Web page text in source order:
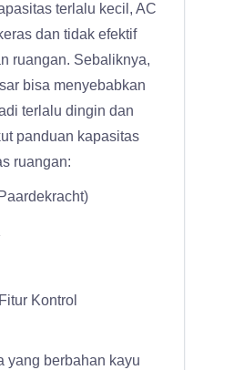
terlalu kecil, AC
dan tidak efektif
ruangan. Sebaliknya,
bisa menyebabkan
terlalu dingin dan
panduan kapasitas
ruangan:
Kontrol
yang berbahan kayu